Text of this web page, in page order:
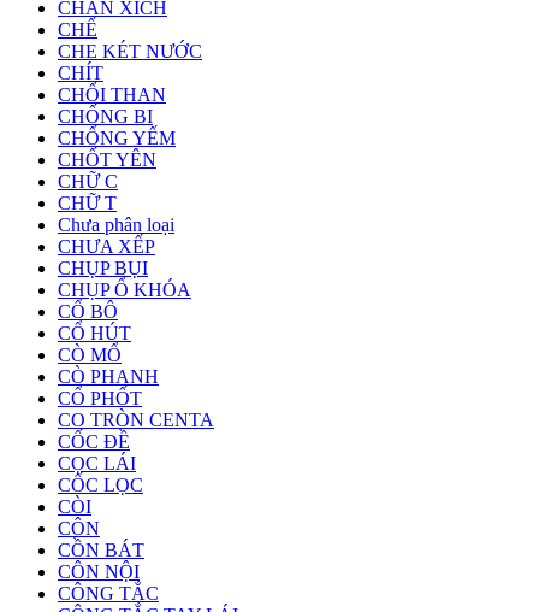
CHẮN XÍCH
CHẾ
CHE KÉT NƯỚC
CHÍT
CHỔI THAN
CHỐNG BI
CHỐNG YẾM
CHỐT YÊN
CHỮ C
CHỮ T
Chưa phân loại
CHƯA XẾP
CHỤP BỤI
CHỤP Ổ KHÓA
CỔ BÔ
CỔ HÚT
CÒ MỔ
CÒ PHANH
CỔ PHỐT
CO TRÒN CENTA
CỐC ĐỀ
CỌC LÁI
CỐC LỌC
CÒI
CÔN
CỒN BÁT
CÔN NỘI
CÔNG TẮC